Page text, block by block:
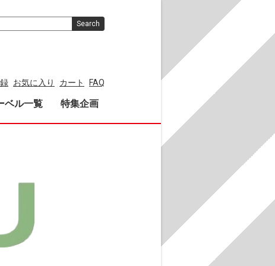
お気に入り カート FAQ
ベル一覧 特集企画
Search